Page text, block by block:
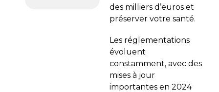
des milliers d’euros et
préserver votre santé.
Les réglementations
évoluent
constamment, avec des
mises à jour
importantes en 2024